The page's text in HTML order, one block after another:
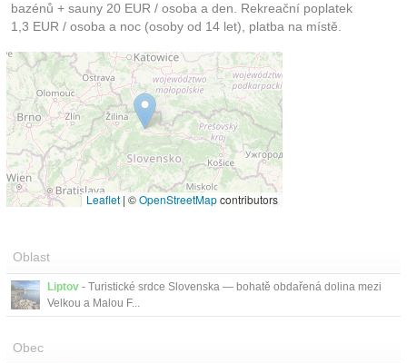
bazénů + sauny 20 EUR / osoba a den. Rekreační poplatek
1,3 EUR / osoba a noc (osoby od 14 let), platba na místě.
Leaflet | ©OpenStreetMapcontributors
Oblast
Liptov - Turistické srdce Slovenska — bohatě obdařená dolina mezi
Velkou a Malou F...
Obec